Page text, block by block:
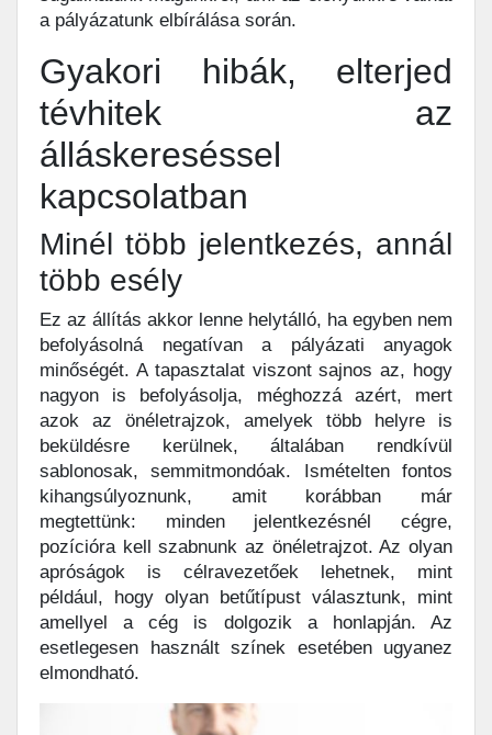
a pályázatunk elbírálása során.
Gyakori hibák, elterjed
tévhitek az
álláskereséssel
kapcsolatban
Minél több jelentkezés, annál
több esély
Ez az állítás akkor lenne helytálló, ha egyben nem
befolyásolná negatívan a pályázati anyagok
minőségét. A tapasztalat viszont sajnos az, hogy
nagyon is befolyásolja, méghozzá azért, mert
azok az önéletrajzok, amelyek több helyre is
beküldésre kerülnek, általában rendkívül
sablonosak, semmitmondóak. Ismételten fontos
kihangsúlyoznunk, amit korábban már
megtettünk: minden jelentkezésnél cégre,
pozícióra kell szabnunk az önéletrajzot. Az olyan
apróságok is célravezetőek lehetnek, mint
például, hogy olyan betűtípust választunk, mint
amellyel a cég is dolgozik a honlapján. Az
esetlegesen használt színek esetében ugyanez
elmondható.